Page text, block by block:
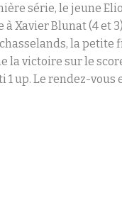
série, le jeune
Xavier Blunat (4 et
la petite
la victoire sur le
1 up. Le rendez-